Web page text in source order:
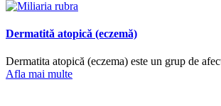
Dermatită atopică (eczemă)
Dermatita atopică (eczema) este un grup de
Afla mai multe